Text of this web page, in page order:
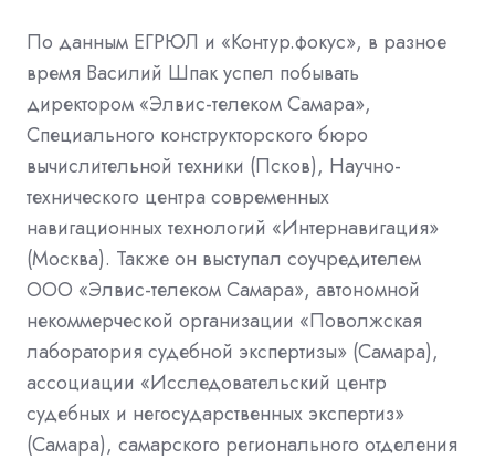
По данным ЕГРЮЛ и «Контур.фокус», в разное
время Василий Шпак успел побывать
директором «Элвис-телеком Самара»,
Специального конструкторского бюро
вычислительной техники (Псков), Научно-
технического центра современных
навигационных технологий «Интернавигация»
(Москва). Также он выступал соучредителем
ООО «Элвис-телеком Самара», автономной
некоммерческой организации «Поволжская
лаборатория судебной экспертизы» (Самара),
ассоциации «Исследовательский центр
судебных и негосударственных экспертиз»
(Самара), самарского регионального отделения